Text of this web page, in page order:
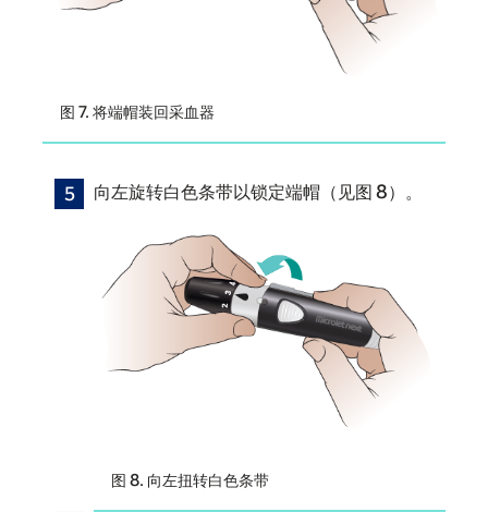
图 7. 将端帽装回采血器
向左旋转白色条带以锁定端帽（见图 8）。
图 8. 向左扭转白色条带